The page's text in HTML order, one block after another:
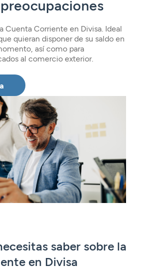
Cuenta Corriente en Divisa. Ideal
quieran disponer de su saldo en
así como para
al comercio exterior.
saber sobre la
en Divisa